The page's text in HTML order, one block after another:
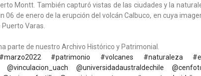
Montt. También capturó vistas de las ciudades y la
06 de enero de la erupción del volcán Calbuco, en cuya
Varas.
parte de nuestro Archivo Histórico y Patrimonial.
#marzo2022 #patrimonio #volcanes #naturaleza
@vinculacion_uach @universidadaustraldechile